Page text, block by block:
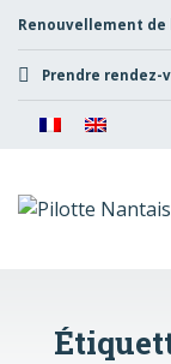
Renouvellement
Prendre rendez-